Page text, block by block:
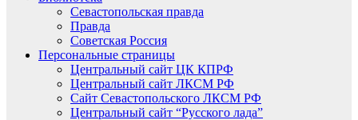
Севастопольская правда
Правда
Советская Россия
Персональные страницы
Центральный сайт ЦК КПРФ
Центральный сайт ЛКСМ РФ
Сайт Севастопольского ЛКСМ РФ
Центральный сайт “Русского лада”